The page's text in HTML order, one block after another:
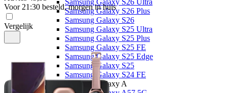
Samsung Galaxy S26 Ultra
Samsung Galaxy S26 Plus
Samsung Galaxy S26
Samsung Galaxy S25 Ultra
Samsung Galaxy S25 Plus
Samsung Galaxy S25 FE
Samsung Galaxy S25 Edge
Samsung Galaxy S25
Samsung Galaxy S24 FE
Samsung Galaxy A
Voor 21:30 besteld, morgen in huis
Vergelijk